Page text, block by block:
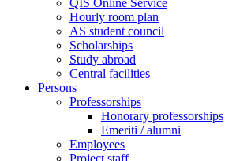
QIS Online Service
Hourly room plan
AS student council
Scholarships
Study abroad
Central facilities
Persons
Professorships
Honorary professorships
Emeriti / alumni
Employees